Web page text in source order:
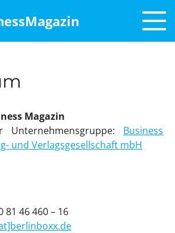
Magazin
Business
und Verlagsgesellschaft mbH
81 46 460 – 16